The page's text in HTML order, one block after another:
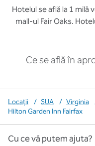
Hotelul se află la 1 milă
mall-ul Fair Oaks.
Ce se află în
Locații / SUA / Virginia
Hilton Garden Inn Fairfax
Cu ce vă putem ajuta?